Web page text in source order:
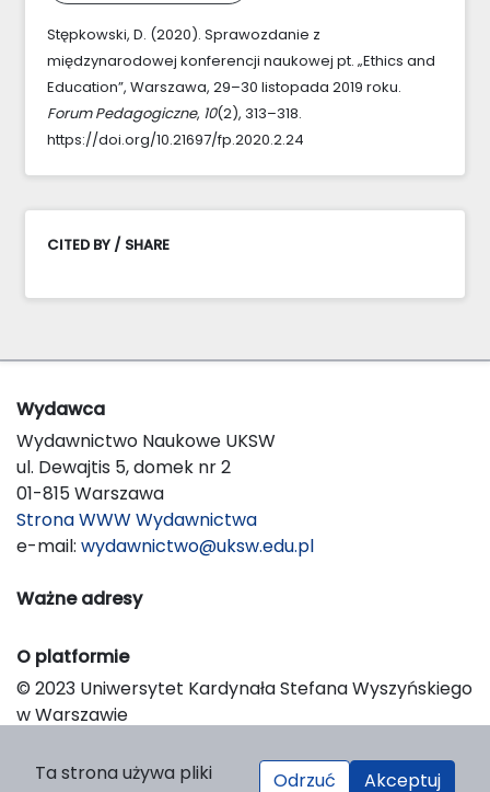
Stępkowski, D. (2020). Sprawozdanie z
międzynarodowej konferencji naukowej pt. „Ethics and
Education”, Warszawa, 29–30 listopada 2019 roku.
Forum Pedagogiczne, 10(2), 313–318.
https://doi.org/10.21697/fp.2020.2.24
CITED BY / SHARE
Wydawca
Wydawnictwo Naukowe UKSW
ul. Dewajtis 5, domek nr 2
01-815 Warszawa
Strona WWW Wydawnictwa
e-mail: wydawnictwo@uksw.edu.pl
Ważne adresy
O platformie
© 2023 Uniwersytet Kardynała Stefana Wyszyńskiego
w Warszawie
Platform & Workflow by OJS/PKP
Ta strona używa pliki
Odrzuć Akceptuj